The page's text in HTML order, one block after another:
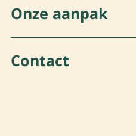
Onze aanpak
Contact